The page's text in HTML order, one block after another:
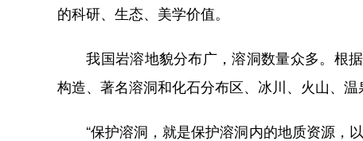
的科研、生态、美学价值。
我国岩溶地貌分布广，溶洞数量众多。根据
构造、著名溶洞和化石分布区、冰川、火山、
“保护溶洞，就是保护溶洞内的地质资源，以